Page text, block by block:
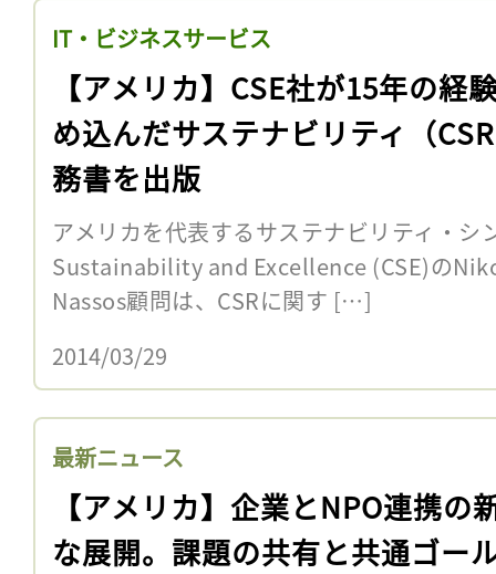
IT・ビジネスサービス
【アメリカ】CSE社が15年の経
め込んだサステナビリティ（
務書を出版
アメリカを代表するサステナビリティ・
Sustainability and Excellence (CSE)の
Nassos顧問は、CSRに関す […]
2014/03/29
最新ニュース
【アメリカ】企業とNPO連携の
な展開。課題の共有と共通ゴー